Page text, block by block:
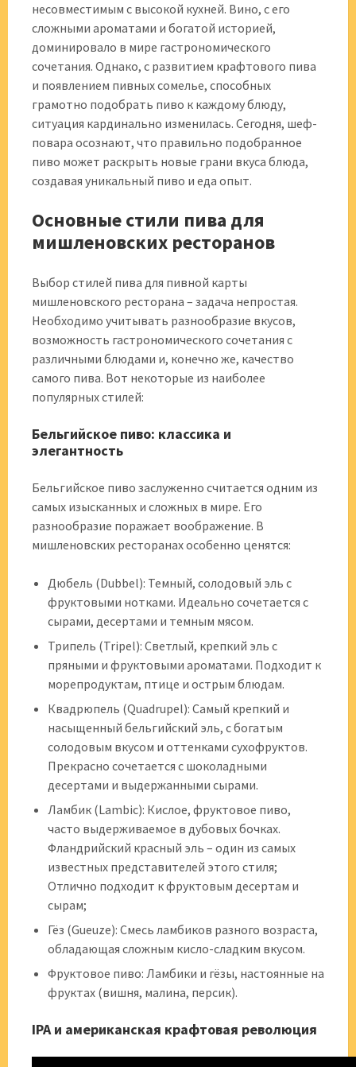
несовместимым с высокой кухней. Вино, с его
сложными ароматами и богатой историей,
доминировало в мире гастрономического
сочетания. Однако, с развитием крафтового пива
и появлением пивных сомелье, способных
грамотно подобрать пиво к каждому блюду,
ситуация кардинально изменилась. Сегодня, шеф-
повара осознают, что правильно подобранное
пиво может раскрыть новые грани вкуса блюда,
создавая уникальный пиво и еда опыт.
Основные стили пива для
мишленовских ресторанов
Выбор стилей пива для пивной карты
мишленовского ресторана – задача непростая.
Необходимо учитывать разнообразие вкусов,
возможность гастрономического сочетания с
различными блюдами и, конечно же, качество
самого пива. Вот некоторые из наиболее
популярных стилей:
Бельгийское пиво: классика и
элегантность
Бельгийское пиво заслуженно считается одним из
самых изысканных и сложных в мире. Его
разнообразие поражает воображение. В
мишленовских ресторанах особенно ценятся:
Дюбель (Dubbel): Темный, солодовый эль с
фруктовыми нотками. Идеально сочетается с
сырами, десертами и темным мясом.
Трипель (Tripel): Светлый, крепкий эль с
пряными и фруктовыми ароматами. Подходит к
морепродуктам, птице и острым блюдам.
Квадрюпель (Quadrupel): Самый крепкий и
насыщенный бельгийский эль, с богатым
солодовым вкусом и оттенками сухофруктов.
Прекрасно сочетается с шоколадными
десертами и выдержанными сырами.
Ламбик (Lambic): Кислое, фруктовое пиво,
часто выдерживаемое в дубовых бочках.
Фландрийский красный эль – один из самых
известных представителей этого стиля;
Отлично подходит к фруктовым десертам и
сырам;
Гёз (Gueuze): Смесь ламбиков разного возраста,
обладающая сложным кисло-сладким вкусом.
Фруктовое пиво: Ламбики и гёзы, настоянные на
фруктах (вишня, малина, персик).
IPA и американская крафтовая революция